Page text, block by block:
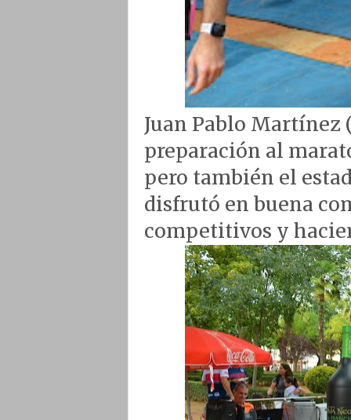
Juan Pablo Martínez
preparación al
pero también el
disfrutó en buena
competitivos y